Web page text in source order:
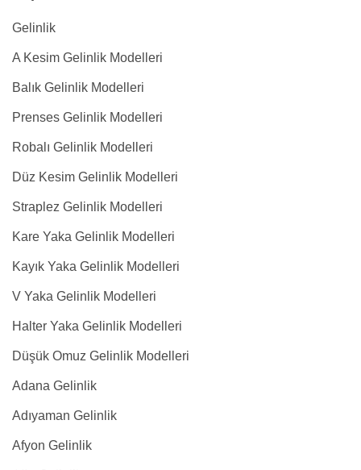
Gelinlik
A Kesim Gelinlik Modelleri
Balık Gelinlik Modelleri
Prenses Gelinlik Modelleri
Robalı Gelinlik Modelleri
Düz Kesim Gelinlik Modelleri
Straplez Gelinlik Modelleri
Kare Yaka Gelinlik Modelleri
Kayık Yaka Gelinlik Modelleri
V Yaka Gelinlik Modelleri
Halter Yaka Gelinlik Modelleri
Düşük Omuz Gelinlik Modelleri
Adana Gelinlik
Adıyaman Gelinlik
Afyon Gelinlik